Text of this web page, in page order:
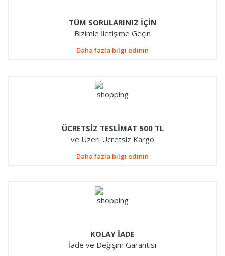
TÜM SORULARINIZ İÇİN
Bizimle İletişime Geçin
Daha fazla bilgi edinin
ÜCRETSİZ TESLİMAT 500 TL
ve Üzeri Ücretsiz Kargo
Daha fazla bilgi edinin
KOLAY İADE
İade ve Değişim Garantisi